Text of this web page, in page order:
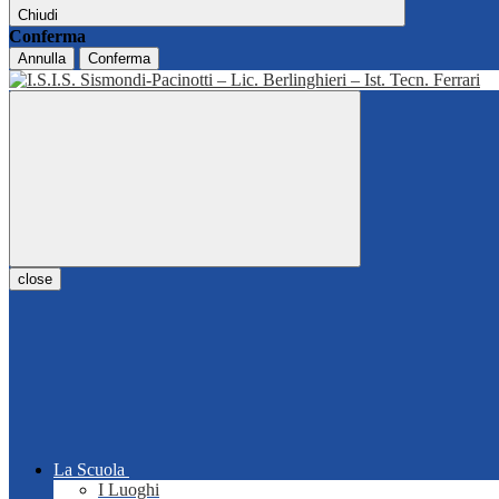
Chiudi
Conferma
Annulla Conferma
close
La Scuola
I Luoghi